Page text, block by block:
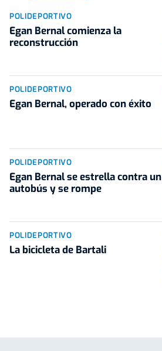
POLIDEPORTIVO
Egan Bernal comienza la
reconstrucción
POLIDEPORTIVO
Egan Bernal, operado con éxito
POLIDEPORTIVO
Egan Bernal se estrella contra un
autobús y se rompe
POLIDEPORTIVO
La bicicleta de Bartali